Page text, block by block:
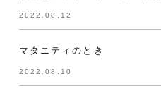
2022.08.12
マタニティのとき
2022.08.10